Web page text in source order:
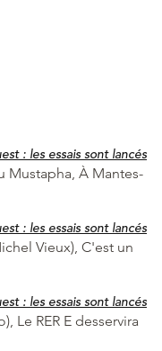
: les essais sont lancés
Mustapha, À Mantes-
: les essais sont lancés
Vieux), C'est un
: les essais sont lancés
Le RER E desservira